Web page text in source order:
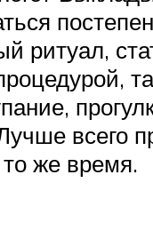
ритуал,
всего
же время.